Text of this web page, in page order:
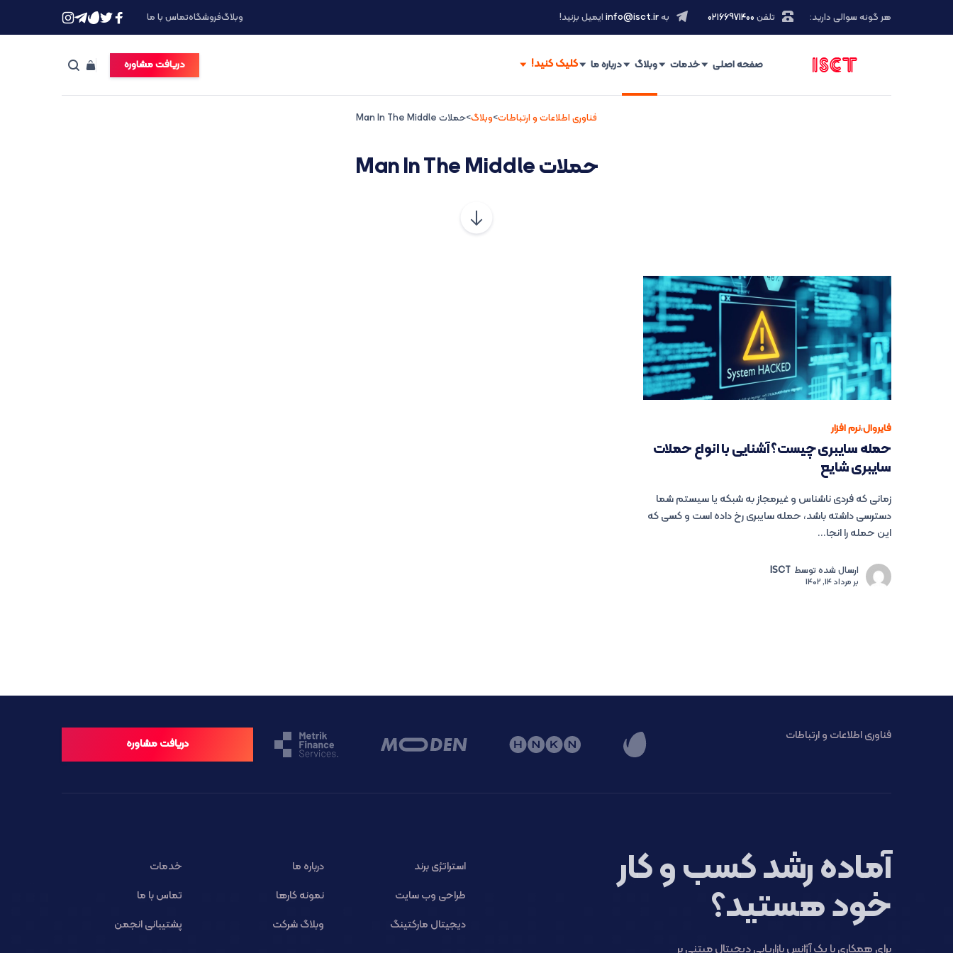
هر گونه سوالی دارید: تلفن ۰۲۱66971400 بهinfo@isct.ir ایمیل بزنید! وبلاگفروشگاهتماس با ما
صفحه اصلی خدمات وبلاگ درباره ما دریافت مشاوره
فناوری اطلاعات و ارتباطات>وبلاگ>حملات Man In The Middle
حملات Man In The Middle
فایروال،نرم افزار
حمله سایبری چیست؟ آشنایی با انواع حملات
سایبری شایع
زمانی که فردی ناشناس و غیرمجاز به شبکه یا سیستم شما
دسترسی داشته باشد، حمله سایبری رخ داده است و کسی که
این حمله را انجا...
ارسال شده توسط ISCT
برمرداد 14, 1402
فناوری اطلاعات و ارتباطات
دریافت مشاوره
آماده رشد کسب و کار
خود هستید؟
برای همکاری با یک آژانس بازاریابی دیجیتال مبتنی بر
استراتژی برند درباره ما
خدمات
طراحی وب سایت
نمونه کارها
تماس با ما
دیجیتال مارکتینگ
وبلاگ شرکت پشتیبانی انجمن